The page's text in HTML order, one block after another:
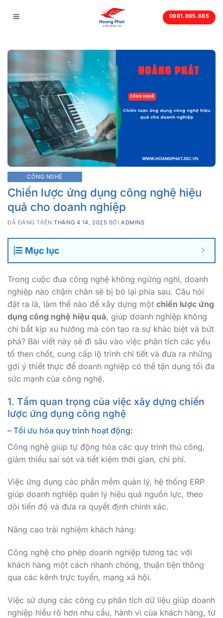
đến
0981.895.685
CÔNG NGHỆ
Chiến lược ứng dụng công nghệ hiệu
quả cho doanh nghiệp
ĐÃ ĐĂNG TRÊNTHÁNG 4 14, 2025 BỞIADMINS
Mục lục
Trong cuộc đua công nghệ không ngừng nghỉ, doanh
nghiệp nào chậm chân sẽ bị bỏ lại phía sau. Câu hỏi
đặt ra là, làm thế nào để xây dựng một chiến lược ứng
dụng công nghệ hiệu quả, giúp doanh nghiệp không
chỉ bắt kịp xu hướng mà còn tạo ra sự khác biệt và bứt
phá? Bài viết này sẽ đi sâu vào việc phân tích các yếu
tố then chốt, cung cấp lộ trình chi tiết và đưa ra những
gợi ý thiết thực để doanh nghiệp có thể tận dụng tối đa
sức mạnh của công nghệ.
1. Tầm quan trọng của việc xây dựng chiến
lược ứng dụng công nghệ
– Tối ưu hóa quy trình hoạt động:
Công nghệ giúp tự động hóa các quy trình thủ công,
giảm thiểu sai sót và tiết kiệm thời gian, chi phí.
Việc ứng dụng các phần mềm quản lý, hệ thống ERP
giúp doanh nghiệp quản lý hiệu quả nguồn lực, theo
dõi tiến độ và đưa ra quyết định chính xác.
Nâng cao trải nghiệm khách hàng:
Công nghệ cho phép doanh nghiệp tương tác với
khách hàng một cách nhanh chóng, thuận tiện thông
qua các kênh trực tuyến, mạng xã hội.
Việc sử dụng các công cụ phân tích dữ liệu giúp doanh
nghiệp hiểu rõ hơn nhu cầu, hành vi của khách hàng, từ